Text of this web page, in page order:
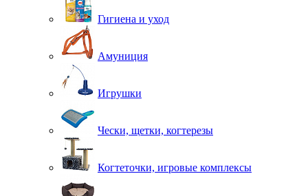
Гигиена и уход
Амуниция
Игрушки
Чески, щетки, когтерезы
Когтеточки, игровые комплексы